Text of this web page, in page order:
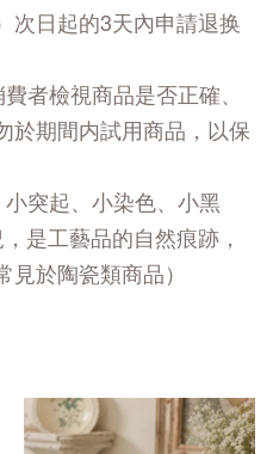
次日起的3天內申請退换
者檢視商品是否正確、
於期間内試用商品，以保
突起、小染色、小黑
是工藝品的自然痕跡，
於陶瓷類商品）